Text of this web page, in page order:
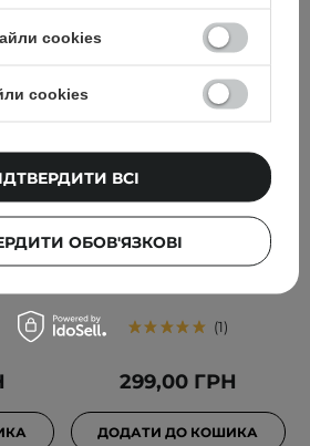
The
для
-
Trust My Sister -
Розгладжувальна маска
5в1 для волосся
середньої пористості -
1
299,00 ГРН
ДОДАТИ ДО КОШИКА
cookies
cookies
ОБОВ'ЯЗКОВІ
ВСІ